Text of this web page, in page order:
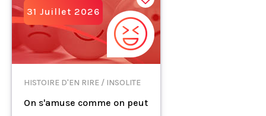
31 Juillet 2026
HISTOIRE D'EN RIRE / INSOLITE
On s'amuse comme on peut